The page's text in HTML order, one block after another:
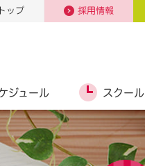
ップ 採用情報
ジュール スクール